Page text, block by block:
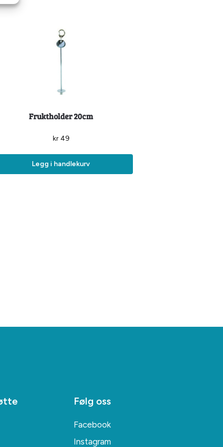
Fruktholder 20cm
kr49
Legg i handlekurv
Følg oss
Facebook
Instagram